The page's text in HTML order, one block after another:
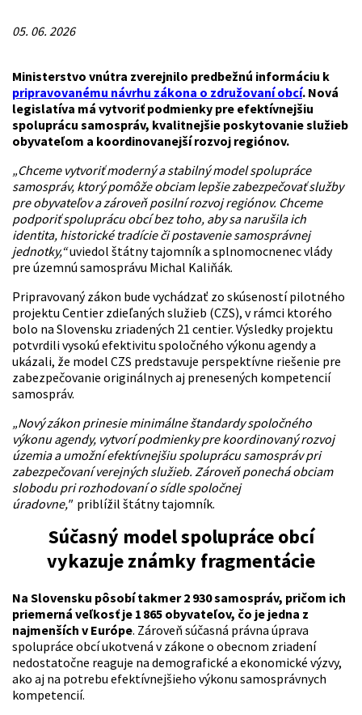
05. 06. 2026
Ministerstvo vnútra zverejnilo predbežnú informáciu k
pripravovanému návrhu zákona o združovaní obcí. Nová
legislatíva má vytvoriť podmienky pre efektívnejšiu
spoluprácu samospráv, kvalitnejšie poskytovanie služieb
obyvateľom a koordinovanejší rozvoj regiónov.
„Chceme vytvoriť moderný a stabilný model spolupráce
samospráv, ktorý pomôže obciam lepšie zabezpečovať služby
pre obyvateľov a zároveň posilní rozvoj regiónov. Chceme
podporiť spoluprácu obcí bez toho, aby sa narušila ich
identita, historické tradície či postavenie samosprávnej
jednotky,“uviedol štátny tajomník a splnomocnenec vlády
pre územnú samosprávu Michal Kaliňák.
Pripravovaný zákon bude vychádzať zo skúseností pilotného
projektu Centier zdieľaných služieb (CZS), v rámci ktorého
bolo na Slovensku zriadených 21 centier. Výsledky projektu
potvrdili vysokú efektivitu spoločného výkonu agendy a
ukázali, že model CZS predstavuje perspektívne riešenie pre
zabezpečovanie originálnych aj prenesených kompetencií
samospráv.
„Nový zákon prinesie minimálne štandardy spoločného
výkonu agendy, vytvorí podmienky pre koordinovaný rozvoj
územia a umožní efektívnejšiu spoluprácu samospráv pri
zabezpečovaní verejných služieb. Zároveň ponechá obciam
slobodu pri rozhodovaní o sídle spoločnej
úradovne," priblížil štátny tajomník.
Súčasný model spolupráce obcí
vykazuje známky fragmentácie
Na Slovensku pôsobí takmer 2 930 samospráv, pričom ich
priemerná veľkosť je 1 865 obyvateľov, čo je jedna z
najmenších v Európe. Zároveň súčasná právna úprava
spolupráce obcí ukotvená v zákone o obecnom zriadení
nedostatočne reaguje na demografické a ekonomické výzvy,
ako aj na potrebu efektívnejšieho výkonu samosprávnych
kompetencií.